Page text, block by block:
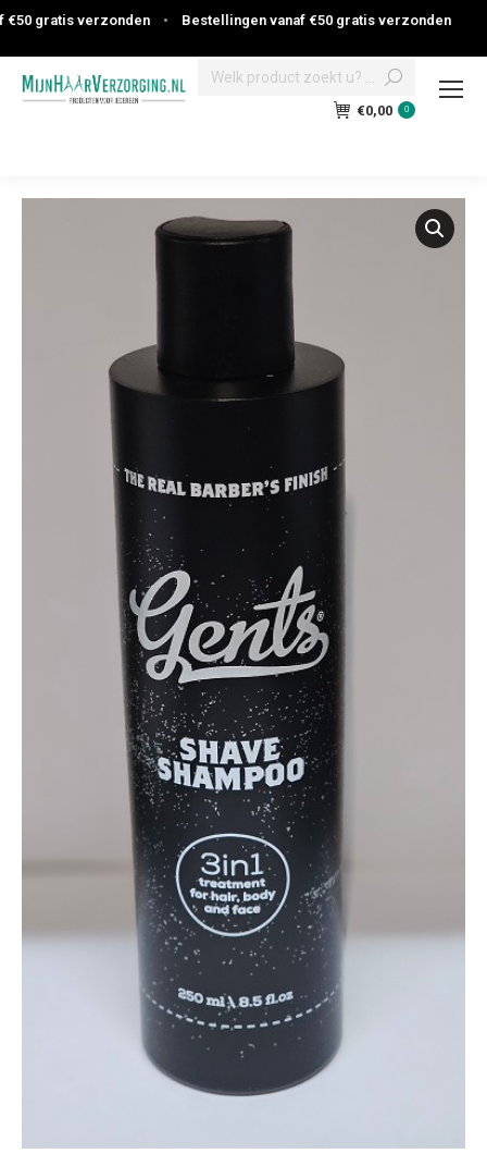
gratis verzonden • Bestellingen vanaf €50 gratis verzonden
Search:
€0,00 0